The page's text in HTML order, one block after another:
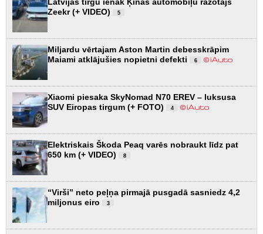
Zeekr (+ VIDEO)
5
Miljardu vērtajam Aston Martin debesskrāpim
Maiami atklājušies nopietni defekti
6
Xiaomi piesaka SkyNomad N70 EREV – luksusa
SUV Eiropas tirgum (+ FOTO)
4
Elektriskais Škoda Peaq varēs nobraukt līdz pat
650 km (+ VIDEO)
8
“Virši” neto peļņa pirmajā pusgadā sasniedz 4,2
miljonus eiro
3